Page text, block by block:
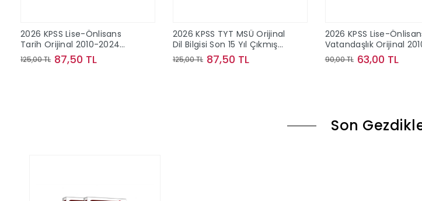
2026 KPSS Lise-Önlisans
Tarih Orijinal 2010-2024
Konu Konu Çıkmış Sorular
125,00 TL 87,50 TL
2026 KPSS TYT MSÜ Orijinal
Dil Bilgisi Son 15 Yıl Çıkmış
Sorular
125,00 TL 87,50 TL
2026 KPSS Lise-
Vatandaşlık Orijinal
2024 Konu Konu Çıkmış
Sorular
90,00 TL 63,00 TL
Son